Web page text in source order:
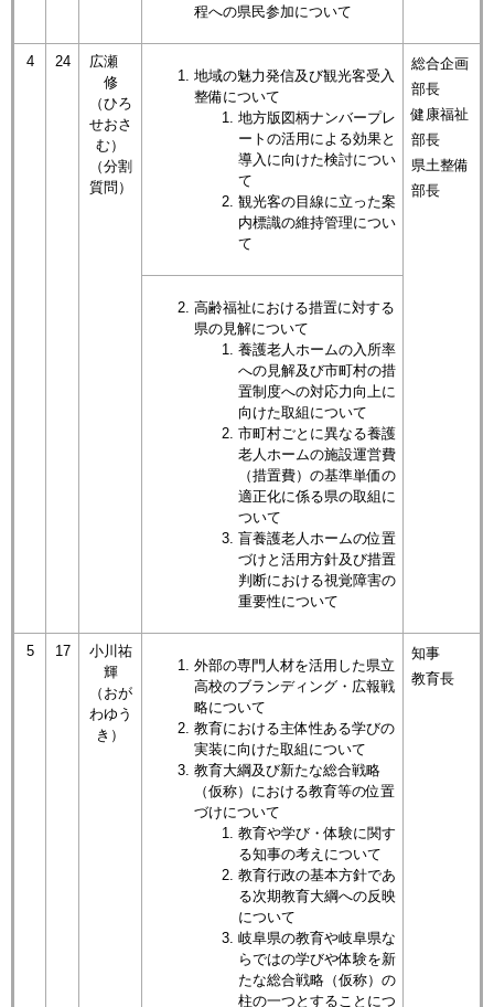
程への県民参加について
4 24
広瀬
修
（ひろ
せおさ
む）
​​​（分割
質問）
​地域の魅力発信及び観光客受入
整備について
地方版図柄ナンバープレ
ートの活用による効果と
導入に向けた検討につい
て
観光客の目線に立った案
内標識の維持管理につい
て
総合企画
部長
健康福祉
部長
県土整備
部長
高齢福祉における措置に対する
県の見解について
養護老人ホームの入所率
への見解及び市町村の措
置制度への対応力向上に
向けた取組について
市町村ごとに異なる養護
老人ホームの施設運営費
（措置費）の基準単価の
適正化に係る県の取組に
ついて
盲養護老人ホームの位置
づけと活用方針及び措置
判断における視覚障害の
重要性について
5 17
小川祐
輝
（おが
わゆう
き）
外部の専門人材を活用した県立
高校のブランディング・広報戦
略について​
教育における主体性ある学びの
実装に向けた取組について​
教育大綱及び新たな総合戦略
（仮称）における教育等の位置
づけについて​
教育や学び・体験に関す
る知事の考えについて
教育行政の基本方針であ
る次期教育大綱への反映
について
岐阜県の教育や岐阜県な
らではの学びや体験を新
たな総合戦略（仮称）の
柱の一つとすることにつ
知事
教育長